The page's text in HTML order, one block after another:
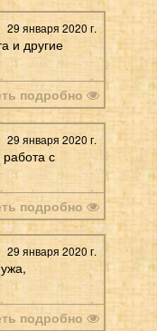
29 января 2020 г.
и другие
подробно
29 января 2020 г.
с
подробно
29 января 2020 г.
подробно